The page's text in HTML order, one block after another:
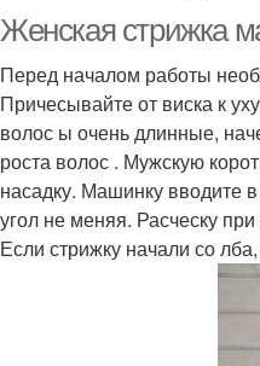
Женская стрижка
Перед началом работы
Причесывайте от виска к
волос ы очень длинные,
роста волос . Мужскую
насадку. Машинку вводите
угол не меняя. Расческу
Если стрижку начали со